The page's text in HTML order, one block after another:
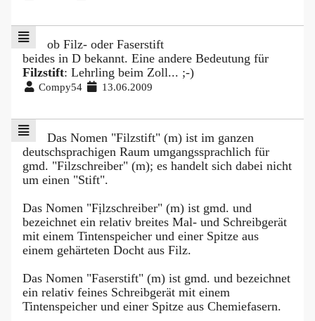
ob Filz- oder Faserstift
beides in D bekannt. Eine andere Bedeutung für
Filzstift: Lehrling beim Zoll... ;-)
Compy54 13.06.2009
Das Nomen "Filzstift" (m) ist im ganzen
deutschsprachigen Raum umgangssprachlich für
gmd. "Filzschreiber" (m); es handelt sich dabei nicht
um einen "Stift".
Das Nomen "Fịlzschreiber" (m) ist gmd. und
bezeichnet ein relativ breites Mal- und Schreibgerät
mit einem Tintenspeicher und einer Spitze aus
einem gehärteten Docht aus Filz.
Das Nomen "Faserstift" (m) ist gmd. und bezeichnet
ein relativ feines Schreibgerät mit einem
Tintenspeicher und einer Spitze aus Chemiefasern.